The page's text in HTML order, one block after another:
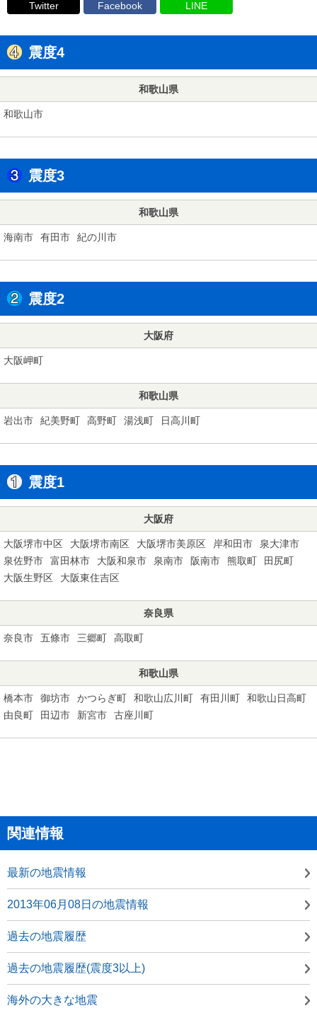
Twitter Facebook LINE
震度4
和歌山県
和歌山市
震度3
和歌山県
海南市 有田市 紀の川市
震度2
大阪府
大阪岬町
和歌山県
岩出市 紀美野町 高野町 湯浅町 日高川町
震度1
大阪府
大阪堺市中区 大阪堺市南区 大阪堺市美原区 岸和田市
泉大津市
泉佐野市
富田林市 大阪和泉市 泉南市 阪南市 熊取町
田尻町
大阪生野区
大阪東住吉区
奈良県
奈良市 五條市 三郷町 高取町
和歌山県
橋本市 御坊市 かつらぎ町 和歌山広川町 有田川町
和歌山日高町
由良町
田辺市 新宮市 古座川町
関連情報
最新の地震情報
2013年06月08日の地震情報
過去の地震履歴
過去の地震履歴(震度3以上)
海外の大きな地震